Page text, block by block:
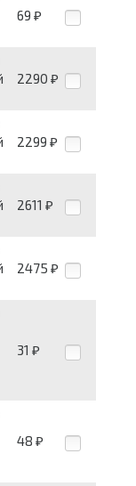
69 ₽
2290 ₽
2299 ₽
2611 ₽
2475 ₽
31 ₽
48 ₽